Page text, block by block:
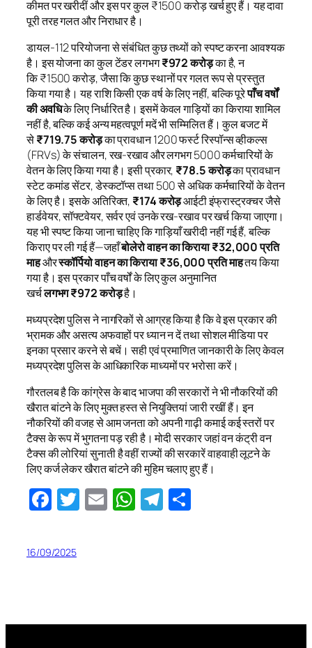
कीमत पर खरीदीं और इस पर कुल ₹1500 करोड़ खर्च हुए हैं। यह दावा
पूरी तरह गलत और निराधार है।
डायल-112 परियोजना से संबंधित कुछ तथ्यों को स्पष्ट करना आवश्यक
है। इस योजना का कुल टेंडर लगभग₹972 करोड़का है, न
कि ₹1500 करोड़, जैसा कि कुछ स्थानों पर गलत रूप से प्रस्तुत
किया गया है। यह राशि किसी एक वर्ष के लिए नहीं, बल्कि पूरेपाँच वर्षों
की अवधिके लिए निर्धारित है। इसमें केवल गाड़ियों का किराया शामिल
नहीं है, बल्कि कई अन्य महत्वपूर्ण मदें भी सम्मिलित हैं। कुल बजट में
से₹719.75 करोड़का प्रावधान 1200 फर्स्ट रिस्पॉन्स व्हीकल्स
(FRVs) के संचालन, रख-रखाव और लगभग 5000 कर्मचारियों के
वेतन के लिए किया गया है। इसी प्रकार, ₹78.5 करोड़का प्रावधान
स्टेट कमांड सेंटर, डेस्कटॉप्स तथा 500 से अधिक कर्मचारियों के वेतन
के लिए है। इसके अतिरिक्त, ₹174 करोड़आईटी इंफ्रास्ट्रक्चर जैसे
हार्डवेयर, सॉफ्टवेयर, सर्वर एवं उनके रख-रखाव पर खर्च किया जाएगा।
यह भी स्पष्ट किया जाना चाहिए कि गाड़ियाँ खरीदी नहीं गई हैं, बल्कि
किराए पर ली गई हैं—जहाँबोलेरो वाहन का किराया ₹32,000 प्रति
माहऔरस्कॉर्पियो वाहन का किराया ₹36,000 प्रति माहतय किया
गया है। इस प्रकार पाँच वर्षों के लिए कुल अनुमानित
खर्चलगभग ₹972 करोड़है।
मध्यप्रदेश पुलिस ने नागरिकों से आग्रह किया है कि वे इस प्रकार की
भ्रामक और असत्य अफवाहों पर ध्यान न दें तथा सोशल मीडिया पर
इनका प्रसार करने से बचें। सही एवं प्रमाणित जानकारी के लिए केवल
मध्यप्रदेश पुलिस के आधिकारिक माध्यमों पर भरोसा करें।
गौरतलब है कि कांग्रेस के बाद भाजपा की सरकारों ने भी नौकरियों की
खैरात बांटने के लिए मुक्त हस्त से नियुक्तियां जारी रखीं हैं। इन
नौकरियों की वजह से आम जनता को अपनी गाढ़ी कमाई कई स्तरों पर
टैक्स के रूप में भुगतना पड़ रही है। मोदी सरकार जहां वन कंट्री वन
टैक्स की लोरियां सुनाती है वहीं राज्यों की सरकारें वाहवाही लूटने के
लिए कर्ज लेकर खैरात बांटने की मुहिम चलाए हुए हैं।
Facebook
Twitter
EmailWhatsApp
Telegram
16/09/2025